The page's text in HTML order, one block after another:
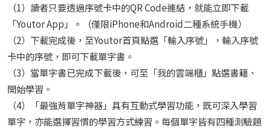
（1）讀者只要透過序號卡中的QR Code連結，就能立即下載
「Youtor App」。（僅限iPhone和Android二種系統手機）
（2）下載完成後，至Youtor首頁點選「輸入序號」，輸入序號
卡中的序號，即可下載單字書。
（3）當單字書已完成下載後，可至「我的雲端櫃」點選書籍、
開始學習。
（4）「最強背單字神器」具有互動式學習功能，既可深入學習
單字，亦能選擇習慣的學習方式練習。每個單字皆有四種測驗題